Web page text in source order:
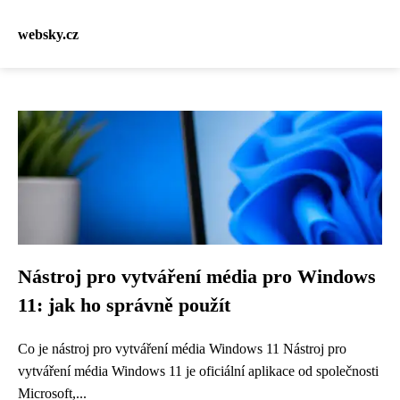
websky.cz
Nástroj pro vytváření média pro Windows
11: jak ho správně použít
Co je nástroj pro vytváření média Windows 11 Nástroj pro
vytváření média Windows 11 je oficiální aplikace od společnosti
Microsoft,...